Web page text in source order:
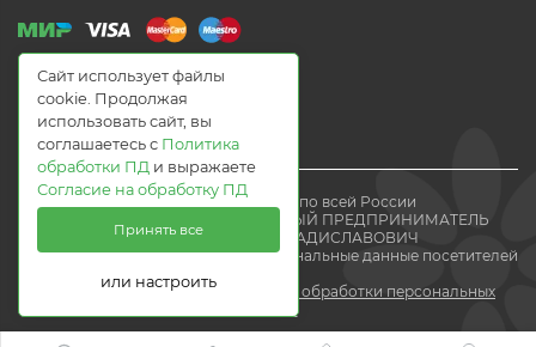
© 2021 Доставка цветов по всей России
Flomania24.ru ИНДИВИДУАЛЬНЫЙ ПРЕДПРИНИМАТЕЛЬ
ВОЛЕВАЧ ЕВГЕНИЙ ВЛАДИСЛАВОВИЧ
Мы получаем и обрабатываем персональные данные посетителей
сайта в соответствии сполитикой обработки персональных
данных.
Сайт использует файлы
cookie. Продолжая
использовать сайт, вы
соглашаетесь с Политика
обработки ПД и выражаете
Согласие на обработку ПД
Принять все
или настроить